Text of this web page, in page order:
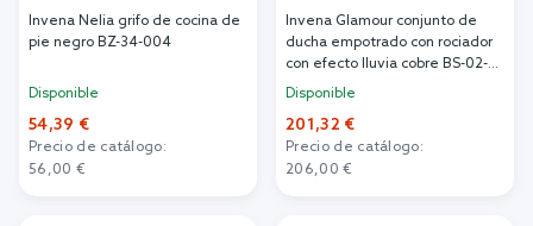
Invena Nelia grifo de cocina de
pie negro BZ-34-004
Disponible
54,39 €
Precio de catálogo:
56,00 €
Invena Glamour conjunto de
ducha empotrado con rociador
con efecto lluvia cobre BS-02-
014
Disponible
201,32 €
Precio de catálogo:
206,00 €